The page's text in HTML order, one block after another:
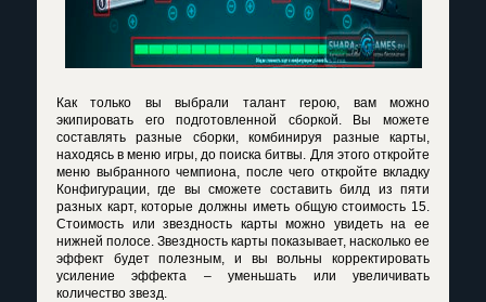
Как только вы выбрали талант герою, вам можно
экипировать его подготовленной сборкой. Вы можете
составлять разные сборки, комбинируя разные карты,
находясь в меню игры, до поиска битвы. Для этого откройте
меню выбранного чемпиона, после чего откройте вкладку
Конфигурации, где вы сможете составить билд из пяти
разных карт, которые должны иметь общую стоимость 15.
Стоимость или звездность карты можно увидеть на ее
нижней полосе. Звездность карты показывает, насколько ее
эффект будет полезным, и вы вольны корректировать
усиление эффекта – уменьшать или увеличивать
количество звезд.